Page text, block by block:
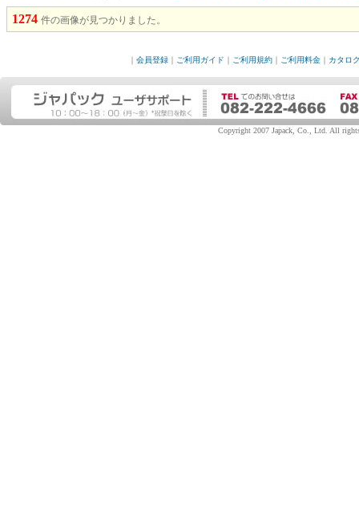
1274 件の画像が見つかりました。
会員登録 ご利用ガイド ご利用規約 ご利用料金 カタロ
Copyright 2007 Japack, Co., Ltd. All